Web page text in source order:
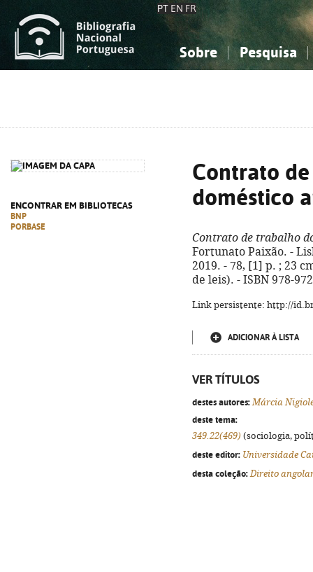
PT EN FR
Sobre Pesquisa
ENCONTRAR EM BIBLIOTECAS
BNP
PORBASE
Contrato
doméstico
Contrato de trabalho
Fortunato Paixão. -
2019. - 78, [1] p. ; 23
de leis). - ISBN 978-
Link persistente: http://
ADICIONAR À LISTA
VER TÍTULOS
destes autores: Márcia
deste tema:
349.22(469) (sociologia,
deste editor: Universidade
desta coleção: Direito